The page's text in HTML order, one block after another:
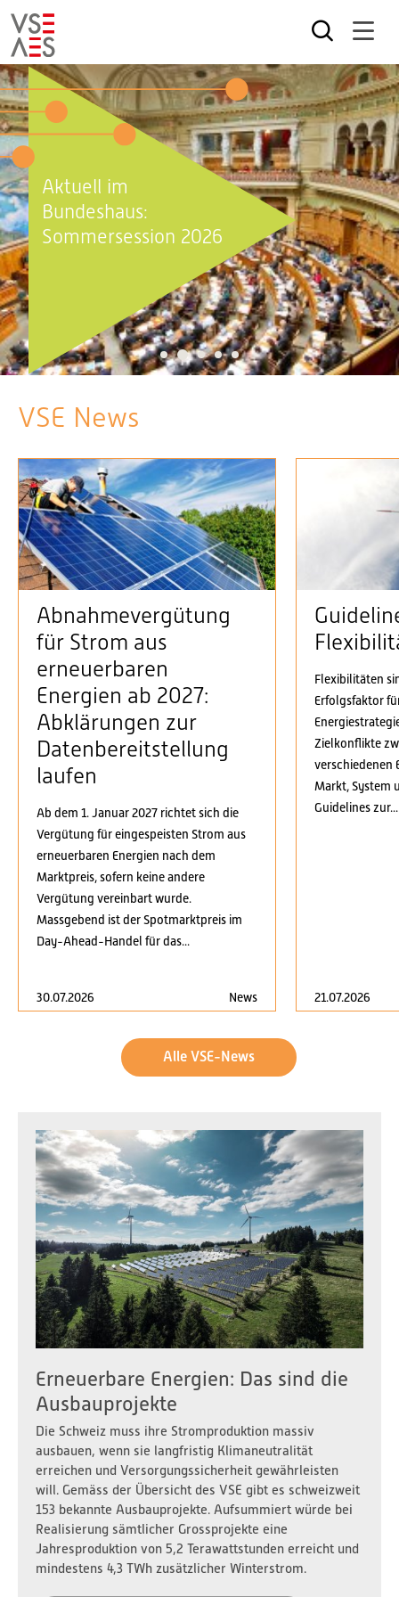
Direkt
zum
Inhalt
Aktuell im
Bundeshaus:
Sommersession 2026
1 2 3 4 5
VSE News
Abnahmevergütung
für Strom aus
erneuerbaren
Energien ab 2027:
Abklärungen zur
Datenbereitstellung
laufen
Ab dem 1. Januar 2027 richtet sich die
Vergütung für eingespeisten Strom aus
erneuerbaren Energien nach dem
Marktpreis, sofern keine andere
Vergütung vereinbart wurde.
Massgebend ist der Spotmarktpreis im
Day-Ahead-Handel für das...
30.07.2026 News
Flexibilitäten
Erfolgsfaktor
Zielkonflikte
verschiedenen
Markt, System
Guidelines zur...
21.07.2026
Alle VSE-News
Erneuerbare Energien: Das sind die
Ausbauprojekte
Die Schweiz muss ihre Stromproduktion massiv
ausbauen, wenn sie langfristig Klimaneutralität
erreichen und Versorgungssicherheit gewährleisten
will. Gemäss der Übersicht des VSE gibt es schweizweit
153 bekannte Ausbauprojekte. Aufsummiert würde bei
Realisierung sämtlicher Grossprojekte eine
Jahresproduktion von 5,2 Terawattstunden erreicht und
mindestens 4,3 TWh zusätzlicher Winterstrom.